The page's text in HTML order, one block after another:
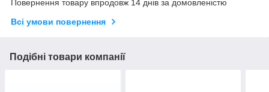
Повернення товару впродовж 14 днів за домовленістю
Всі умови повернення
Подібні товари компанії